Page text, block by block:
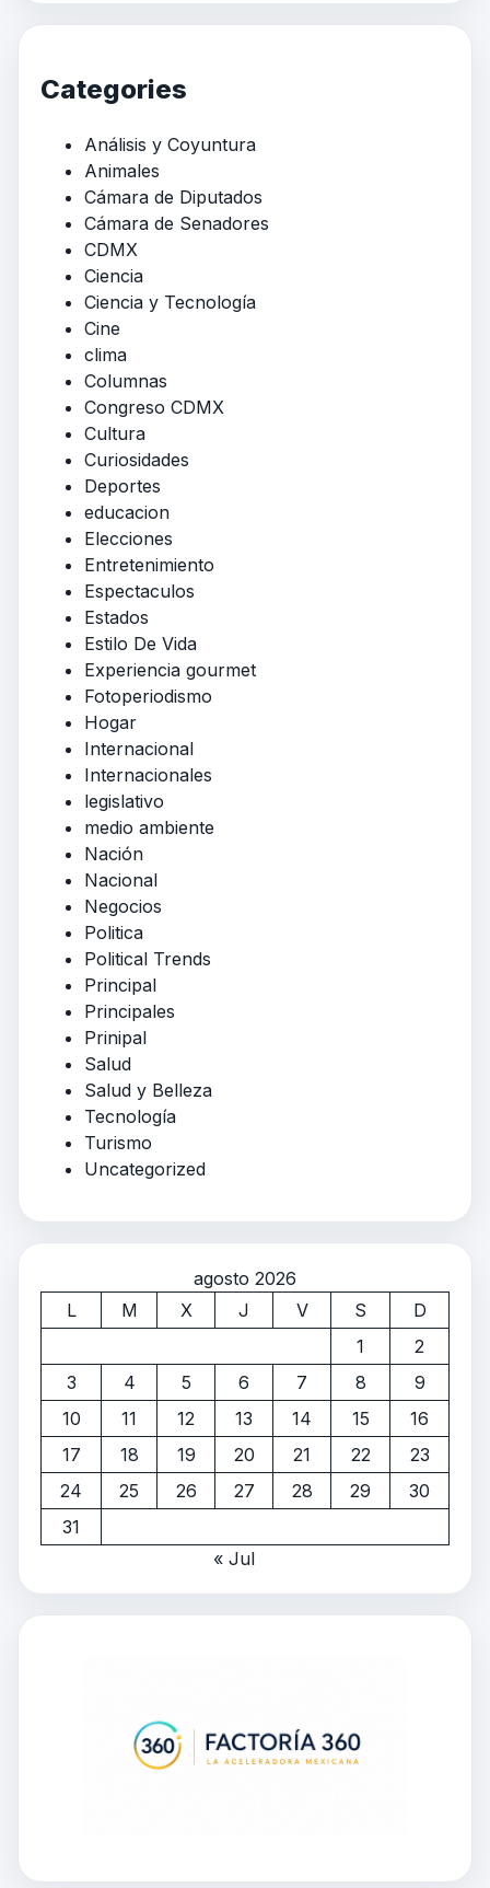
Categories
Análisis y Coyuntura
Animales
Cámara de Diputados
Cámara de Senadores
CDMX
Ciencia
Ciencia y Tecnología
Cine
clima
Columnas
Congreso CDMX
Cultura
Curiosidades
Deportes
educacion
Elecciones
Entretenimiento
Espectaculos
Estados
Estilo De Vida
Experiencia gourmet
Fotoperiodismo
Hogar
Internacional
Internacionales
legislativo
medio ambiente
Nación
Nacional
Negocios
Politica
Political Trends
Principal
Principales
Prinipal
Salud
Salud y Belleza
Tecnología
Turismo
Uncategorized
agosto 2026
L
M X J V S
D
1
2
3
4 5 6 7 8
9
10
11 12 13 14 15
16
17
18 19 20 21 22
23
24
25 26 27 28 29
30
31
« Jul